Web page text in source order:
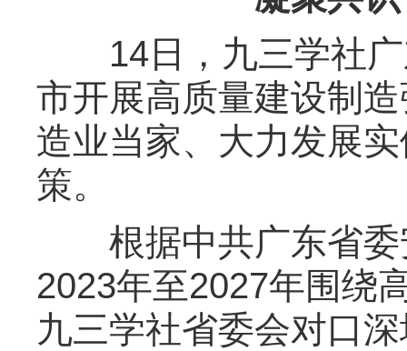
14日，九三学社广
市开展高质量建设制
造业当家、大力发展
策。
根据中共广东省委
2023年至2027年围绕
九三学社省委会对口